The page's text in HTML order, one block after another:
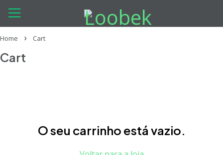
Home Cart
Cart
O seu carrinho está vazio.